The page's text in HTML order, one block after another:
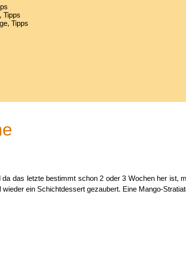
Tipps
Tipps
das letzte bestimmt schon 2 oder 3 Wochen her
ein Schichtdessert gezaubert. Eine Mango-